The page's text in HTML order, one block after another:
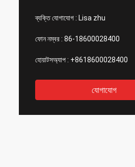
ব্যক্তি যোগাযোগ : Lisa zhu
ফোন নম্বর : 86-18600028400
হোয়াটসঅ্যাপ : +8618600028400
যোগাযোগ